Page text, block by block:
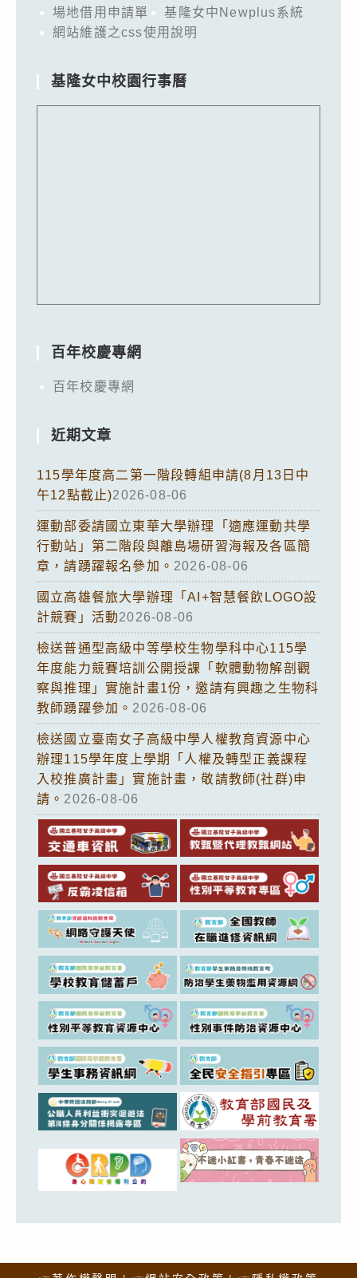
場地借用申請單
基隆女中Newplus系統
網站維護之css使用說明
基隆女中校園行事曆
百年校慶專網
百年校慶專網
近期文章
115學年度高二第一階段轉組申請(8月13日中
午12點截止)2026-08-06
運動部委請國立東華大學辦理「適應運動共學
行動站」第二階段與離島場研習海報及各區簡
章，請踴躍報名參加。 2026-08-06
國立高雄餐旅大學辦理「AI+智慧餐飲LOGO設
計競賽」活動2026-08-06
檢送普通型高級中等學校生物學科中心115學
年度能力競賽培訓公開授課「軟體動物解剖觀
察與推理」實施計畫1份，邀請有興趣之生物科
教師踴躍參加。 2026-08-06
檢送國立臺南女子高級中學人權教育資源中心
辦理115學年度上學期「人權及轉型正義課程
入校推廣計畫」實施計畫，敬請教師(社群)申
請。 2026-08-06